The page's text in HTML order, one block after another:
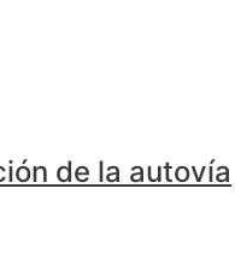
de la autovía